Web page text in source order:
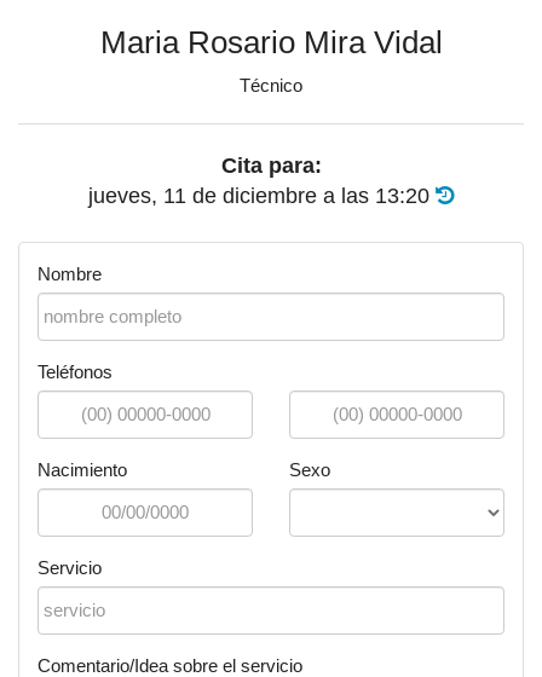
Maria Rosario Mira Vidal
Técnico
Cita para:
jueves, 11 de diciembre a las 13:20
Nombre
Teléfonos
Nacimiento Sexo
Servicio
Comentario/Idea sobre el servicio